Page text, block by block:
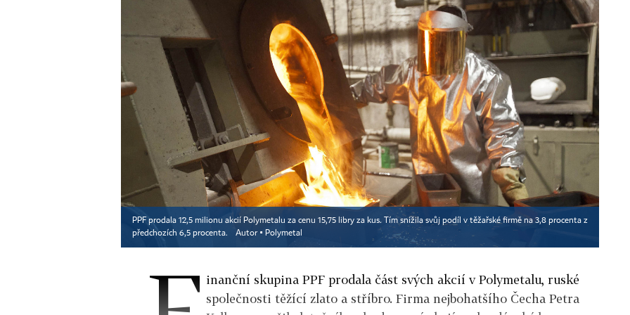
PPF prodala 12,5 milionu akcií Polymetalu za cenu 15,75 libry za kus. Tím snížila svůj podíl v těžařské firmě na 3,8 procenta z
předchozích 6,5 procenta.
Autor ▪ Polymetal
inanční skupina PPF prodala část svých akcií v Polymetalu, ruské
společnosti těžící zlato a stříbro. Firma nejbohatšího Čecha Petra